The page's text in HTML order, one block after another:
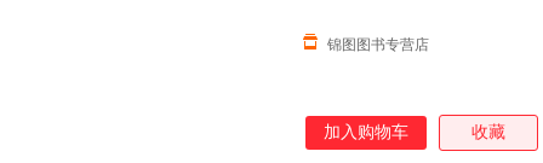
锦图图书专营店
加入购物车 收藏